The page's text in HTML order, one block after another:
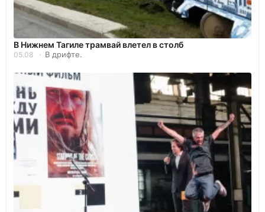
В Нижнем Тагиле трамвай влетел в столб
05.08 В дрифте.